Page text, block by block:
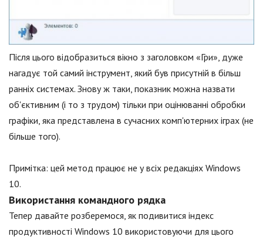
Після цього відобразиться вікно з заголовком «Гри», дуже
нагадує той самий інструмент, який був присутній в більш
ранніх системах. Знову ж таки, показник можна назвати
об'єктивним (і то з трудом) тільки при оцінюванні обробки
графіки, яка представлена в сучасних комп'ютерних іграх (не
більше того).
Примітка: цей метод працює не у всіх редакціях Windows
10.
Використання командного рядка
Тепер давайте розберемося, як подивитися індекс
продуктивності Windows 10 використовуючи для цього